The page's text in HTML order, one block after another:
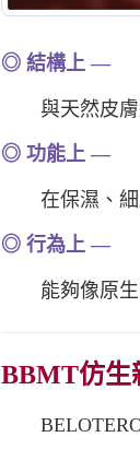
◎ 結構上 —
與天然皮膚
◎ 功能上 —
在保濕、細
◎ 行為上 —
能夠像原生
BBMT仿生
BELOTERO